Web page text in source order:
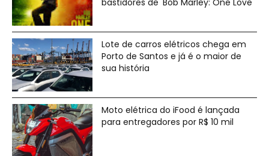
bastidores de 'Bob Marley: One Love'
Lote de carros elétricos chega em
Porto de Santos e já é o maior de
sua história
Moto elétrica do iFood é lançada
para entregadores por R$ 10 mil